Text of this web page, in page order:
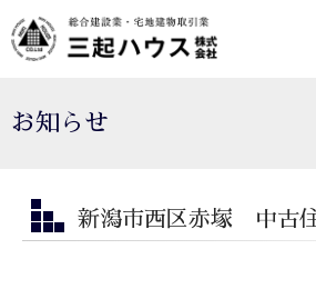
お知らせ
新潟市西区赤塚 中古